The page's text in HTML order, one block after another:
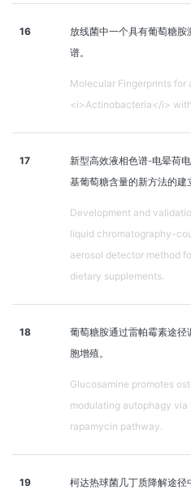
16
放线菌中一个具有葡萄糖
谱。
Molecular Fingerprints for
<i>Actinobacteria</i>
17
新型高效液相色谱-电晕荷
基葡萄糖含量的新方法的建
Development and
liquid chromatography-
aerosol detector method
dietary supplements.
18
葡萄糖胺通过雷帕霉素途
胞增殖。
Glucosamine promotes
modulating autophagy
rapamycin pathway.
19 柯达热球菌几丁质降解途径